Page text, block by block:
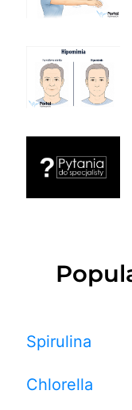
Spirulina
Chlorella